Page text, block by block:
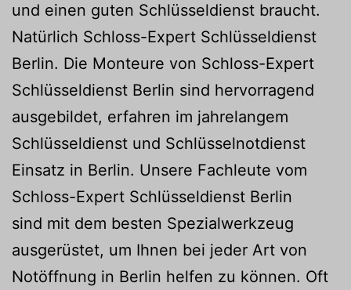
und einen guten Schlüsseldienst braucht.
Natürlich Schloss-Expert Schlüsseldienst
Berlin. Die Monteure von Schloss-Expert
Schlüsseldienst Berlin sind hervorragend
ausgebildet, erfahren im jahrelangem
Schlüsseldienst und Schlüsselnotdienst
Einsatz in Berlin. Unsere Fachleute vom
Schloss-Expert Schlüsseldienst Berlin
sind mit dem besten Spezialwerkzeug
ausgerüstet, um Ihnen bei jeder Art von
Notöffnung in Berlin helfen zu können. Oft